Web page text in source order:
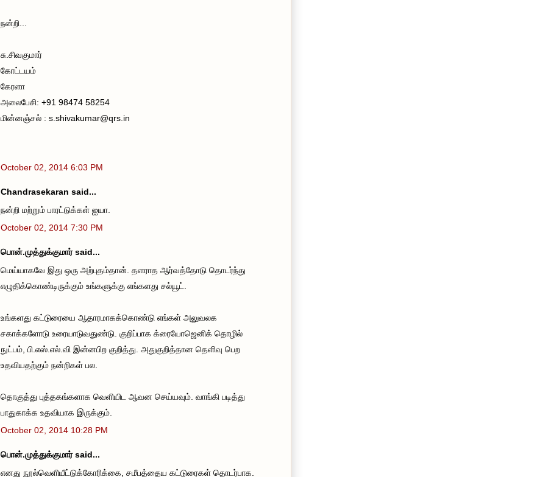
நன்றி...
சு.சிவகுமார்
கோட்டயம்
கேரளா
அலைபேசி: +91 98474 58254
மின்னஞ்சல் : s.shivakumar@qrs.in
October 02, 2014 6:03 PM
Chandrasekaran said...
நன்றி மற்றும் பாரட்டுக்கள் ஐயா.
October 02, 2014 7:30 PM
பொன்.முத்துக்குமார் said...
மெய்யாகவே இது ஒரு அற்புதம்தான். தளராத ஆர்வத்தோடு தொடர்ந்து
எழுதிக்கொண்டிருக்கும் உங்களுக்கு எங்களது சல்யூட்.
உங்களது கட்டுரையை ஆதாரமாகக்கொண்டு எங்கள் அலுவலக
சகாக்களோடு உரையாடுவதுண்டு. குறிப்பாக க்ரையோஜெனிக் தொழில்
நுட்பம், பி.எஸ்.எல்.வி இன்னபிற குறித்து. அதுகுறித்தான தெளிவு பெற
உதவியதற்கும் நன்றிகள் பல.
தொகுத்து புத்தகங்களாக வெளியிட ஆவன செய்யவும். வாங்கி படித்து
பாதுகாக்க உதவியாக இருக்கும்.
October 02, 2014 10:28 PM
பொன்.முத்துக்குமார் said...
எனது நூல்வெளியீட்டுக்கோரிக்கை, சமீபத்தைய கட்டுரைகள் தொடர்பாக.